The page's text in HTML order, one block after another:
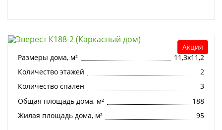
Акция
Размеры дома, м²
11,3х11,2
Количество этажей
2
Количество спален
3
Общая площадь дома, м²
188
Жилая площадь дома, м²
95